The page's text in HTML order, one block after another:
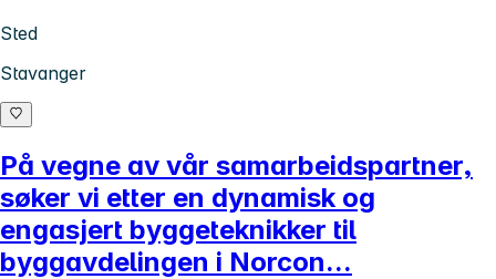
Sted
Stavanger
På vegne av vår samarbeidspartner,
søker vi etter en dynamisk og
engasjert byggeteknikker til
byggavdelingen i Norcon...